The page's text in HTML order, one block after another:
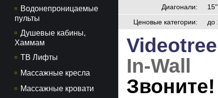
Водонепроницаемые
пульты
Душевые кабины,
Хаммам
ТВ Лифты
Массажные кресла
Массажные кровати
Диагонали:
15"
Ценовые категории: до
Videotree
In-Wall
Звоните!